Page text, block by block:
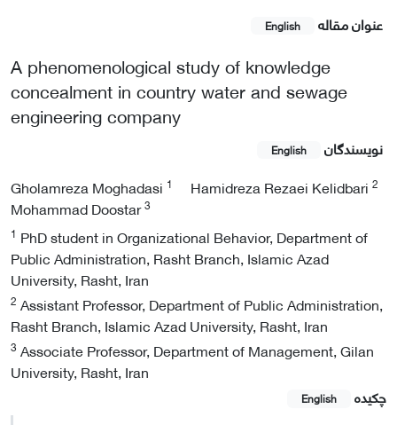
عنوان مقاله English
A phenomenological study of knowledge
concealment in country water and sewage
engineering company
نویسندگان English
Gholamreza Moghadasi 1 Hamidreza Rezaei Kelidbari 2
Mohammad Doostar3
1 PhD student in Organizational Behavior, Department of
Public Administration, Rasht Branch, Islamic Azad
University, Rasht, Iran
2 Assistant Professor, Department of Public Administration,
Rasht Branch, Islamic Azad University, Rasht, Iran
3 Associate Professor, Department of Management, Gilan
University, Rasht, Iran
چکیده
English